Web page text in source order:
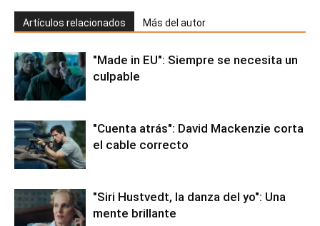
Artículos relacionados Más del autor
"Made in EU": Siempre se necesita un
culpable
"Cuenta atrás": David Mackenzie corta
el cable correcto
"Siri Hustvedt, la danza del yo": Una
mente brillante